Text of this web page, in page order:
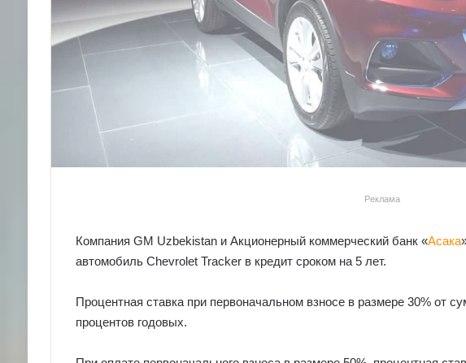
Реклама
Компания GM Uzbekistan и Акционерный коммерческий банк «Асака
автомобиль Chevrolet Tracker в кредит сроком на 5 лет.
Процентная ставка при первоначальном взносе в размере 30% от
процентов годовых.